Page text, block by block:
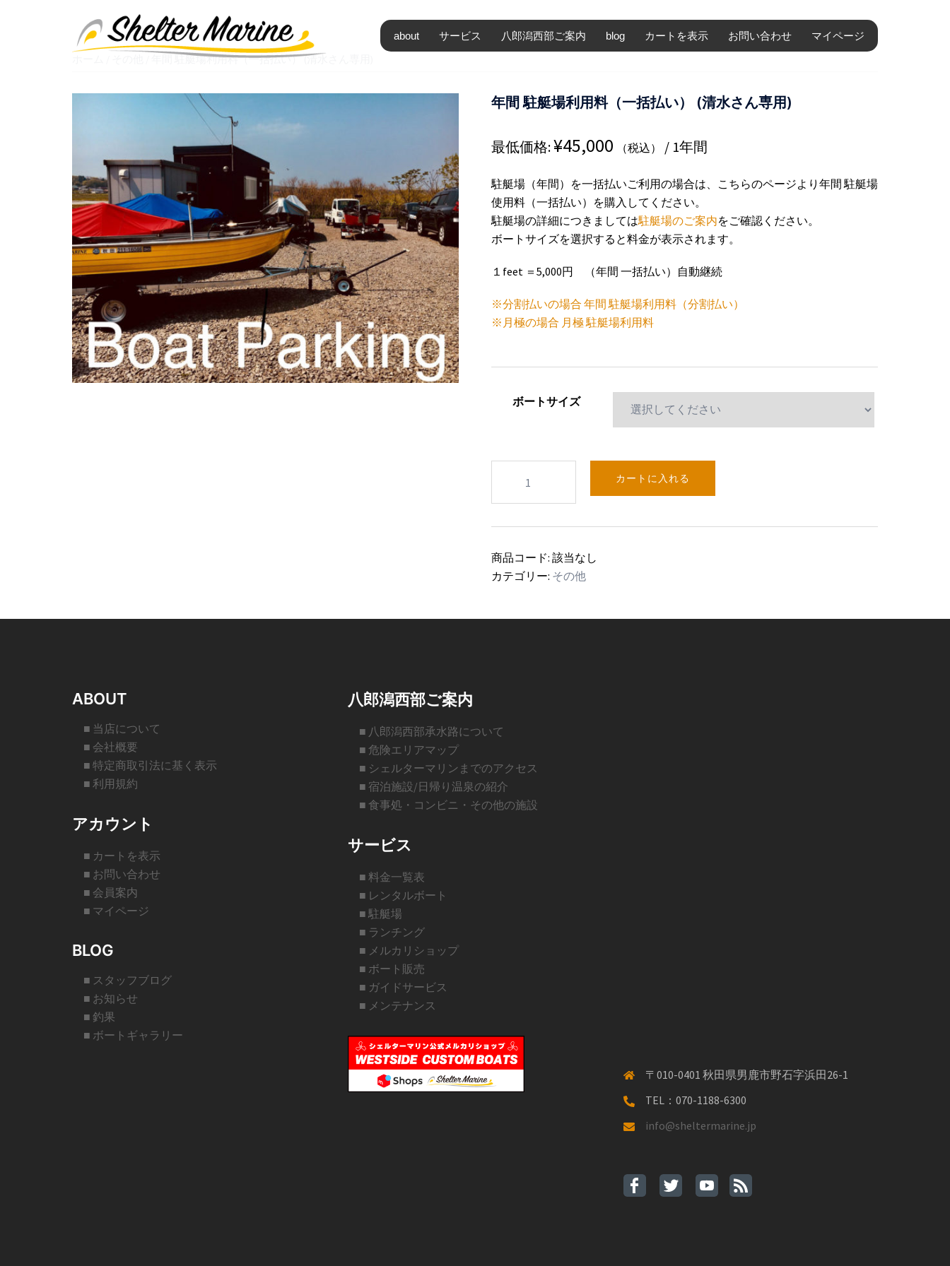
about サービス 八郎潟西部ご案内 blog カートを表示 お問い合わせ マイページ
/ 年間 駐艇場利用料（一括払い） (清水さん専用)
年間 駐艇場利用料（一括払い） (清水さん専用)
最低価格:¥45,000 （税込） / 1年間
駐艇場（年間）を一括払いご利用の場合は、こちらのページより年間 駐艇場
使用料（一括払い）を購入してください。
駐艇場の詳細につきましては駐艇場のご案内をご確認ください。
ボートサイズを選択すると料金が表示されます。
１feet ＝5,000円 （年間 一括払い）自動継続
※分割払いの場合 年間 駐艇場利用料（分割払い）
※月極の場合 月極 駐艇場利用料
ボートサイズ
駐
艇
利
用
（一
さ
専
用)
個
カートに入れる
商品コード: 該当なし
カテゴリー: その他
ABOUT
■ 当店について
■ 会社概要
■ 特定商取引法に基く表示
■ 利用規約
アカウント
■ カートを表示
■ お問い合わせ
■ 会員案内
■ マイページ
BLOG
■ スタッフブログ
■ お知らせ
■ 釣果
■ ボートギャラリー
八郎潟西部ご案内
■ 八郎潟西部承水路について
■ 危険エリアマップ
■ シェルターマリンまでのアクセス
■ 宿泊施設/日帰り温泉の紹介
■ 食事処・コンビニ・その他の施設
サービス
■ 料金一覧表
■ レンタルボート
■ 駐艇場
■ ランチング
■ メルカリショップ
■ ボート販売
■ ガイドサービス
■ メンテナンス
〒010-0401 秋田県男鹿市野石字浜田26-1
TEL：070-1188-6300
info@sheltermarine.jp